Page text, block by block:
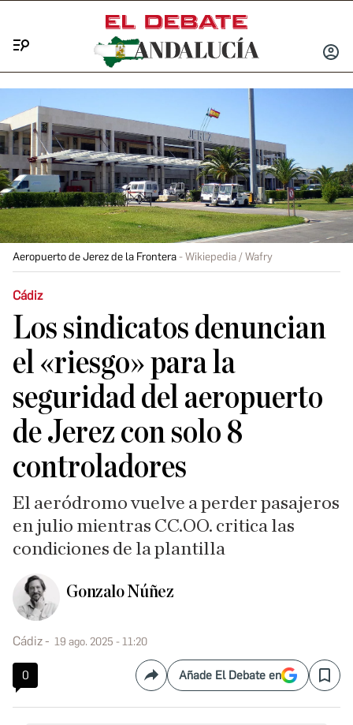
INICIAR
Aeropuerto de Jerez de la Frontera Wikiepedia / Wafry
Cádiz
Los sindicatos denuncian
el «riesgo» para la
seguridad del aeropuerto
de Jerez con solo 8
controladores
El aeródromo vuelve a perder pasajeros
en julio mientras CC.OO. critica las
condiciones de la plantilla
Gonzalo Núñez
Cádiz 19 ago. 2025 - 11:20
0 CompartirAñade El Debate en Save